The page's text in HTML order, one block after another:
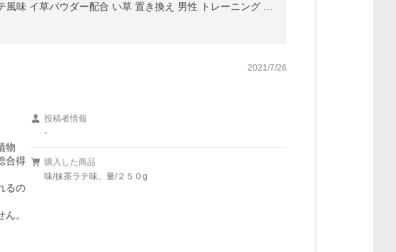
2021/7/26
物
合得
るの
。
投稿者情報
-
購入した商品
味/抹茶ラテ味、量/２５０g